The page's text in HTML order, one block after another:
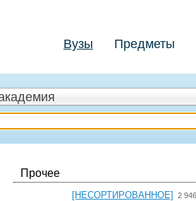
Вузы Предметы
Прочее
[НЕСОРТИРОВАННОЕ] 2 946